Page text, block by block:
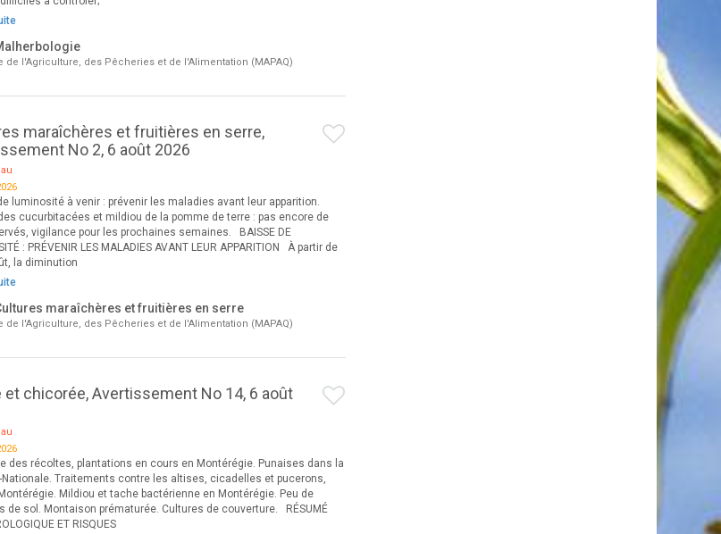
de l'Agriculture, des Pêcheries et de l'Alimentation (MAPAQ)
maraîchères et fruitières en serre,
No 2, 6 août 2026
luminosité à venir : prévenir les maladies avant leur apparition.
cucurbitacées et mildiou de la pomme de terre : pas encore de
vigilance pour les prochaines semaines. BAISSE DE
: PRÉVENIR LES MALADIES AVANT LEUR APPARITION À partir de
la diminution
maraîchères et fruitières en serre
de l'Agriculture, des Pêcheries et de l'Alimentation (MAPAQ)
et chicorée, Avertissement No 14, 6 août
des récoltes, plantations en cours en Montérégie. Punaises dans la
Nationale. Traitements contre les altises, cicadelles et pucerons,
Mildiou et tache bactérienne en Montérégie. Peu de
de sol. Montaison prématurée. Cultures de couverture. RÉSUMÉ
ET RISQUES